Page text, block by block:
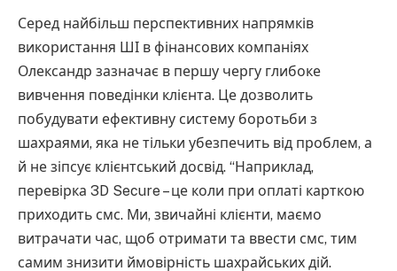
Серед найбільш перспективних напрямків
використання ШІ в фінансових компаніях
Олександр зазначає в першу чергу глибоке
вивчення поведінки клієнта. Це дозволить
побудувати ефективну систему боротьби з
шахраями, яка не тільки убезпечить від проблем, а
й не зіпсує клієнтський досвід. “Наприклад,
перевірка 3D Secure – це коли при оплаті карткою
приходить смс. Ми, звичайні клієнти, маємо
витрачати час, щоб отримати та ввести смс, тим
самим знизити ймовірність шахрайських дій.